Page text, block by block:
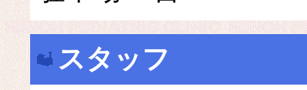
スタッフ